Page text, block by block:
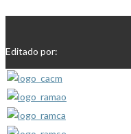
Editado por: